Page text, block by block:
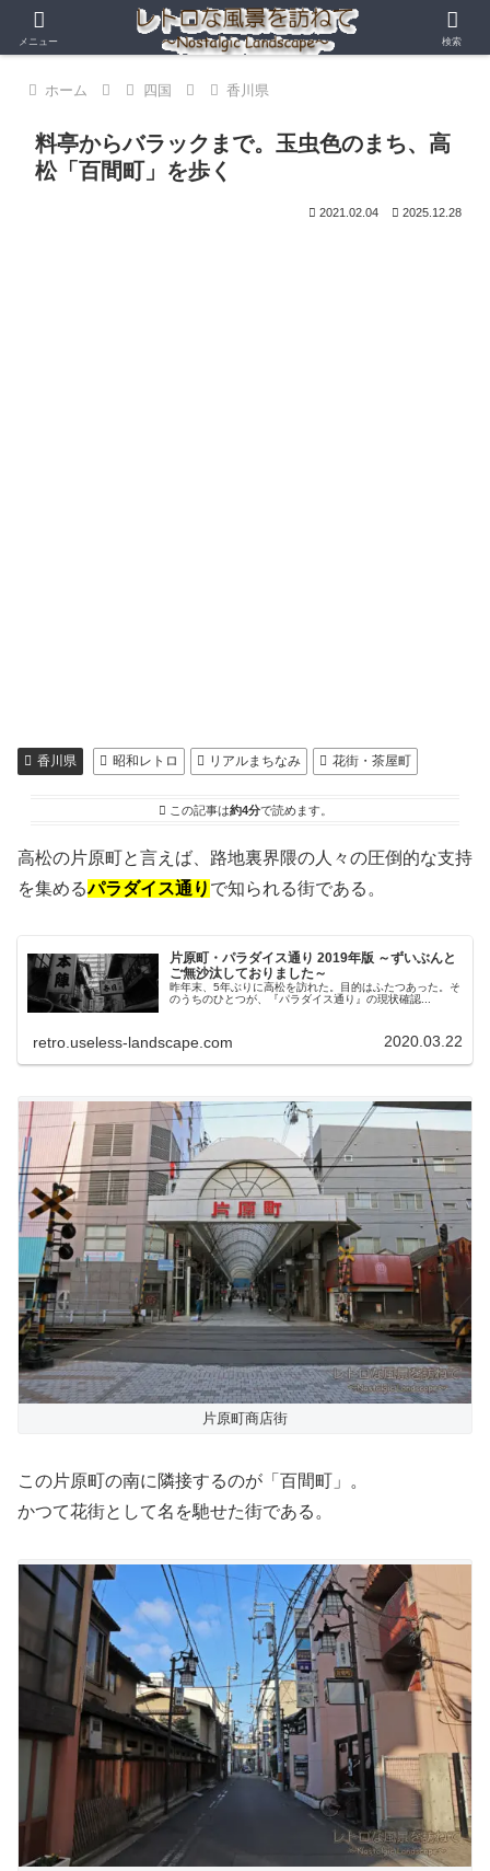
ホーム 四国 香川県
料亭からバラックまで。玉虫色のまち、高
松「百間町」を歩く
2021.02.04 2025.12.28
香川県 昭和レトロ リアルまちなみ 花街・茶屋町
この記事は約4分で読めます。
高松の片原町と言えば、路地裏界隈の人々の圧倒的な支持
を集めるパラダイス通り で知られる街である。
片原町・パラダイス通り 2019年版 ～ずいぶんと
ご無沙汰しておりました～
昨年末、5年ぶりに高松を訪れた。目的はふたつあった。そ
のうちのひとつが、『パラダイス通り』の現状確認...
retro.useless-landscape.com 2020.03.22
片原町商店街
この片原町の南に隣接するのが「百間町」。
かつて花街として名を馳せた街である。
メニュー 検索